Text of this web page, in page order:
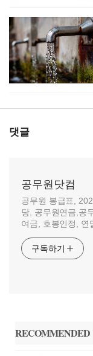
댓글
공무원닷컴
공무원 봉급표,
당, 공무원연금,공
여금, 호봉인정, 연
구독하기
RECOMMENDED